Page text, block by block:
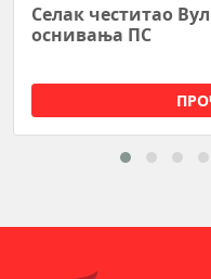
СПС формирао
у Народној